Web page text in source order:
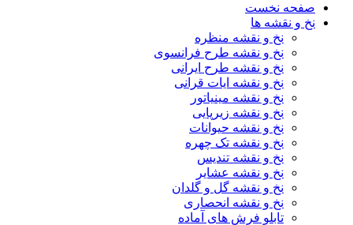
صفحه نخست
نخ و نقشه ها
نخ و نقشه منظره
نخ و نقشه طرح فرانسوی
نخ و نقشه طرح ایرانی
نخ و نقشه ایات قرانی
نخ و نقشه مینیاتور
نخ و نقشه زیرپایی
نخ و نقشه حیوانات
نخ و نقشه تک چهره
نخ و نقشه تندیس
نخ و نقشه عشایر
نخ و نقشه گل و گلدان
نخ و نقشه انحصاری
تابلو فرش های آماده